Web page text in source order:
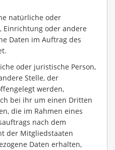
natürliche oder
Einrichtung oder andere
Daten im Auftrag des
oder juristische Person,
Stelle, der
werden,
bei ihr um einen Dritten
die im Rahmen eines
nach dem
der Mitgliedstaaten
Daten erhalten,